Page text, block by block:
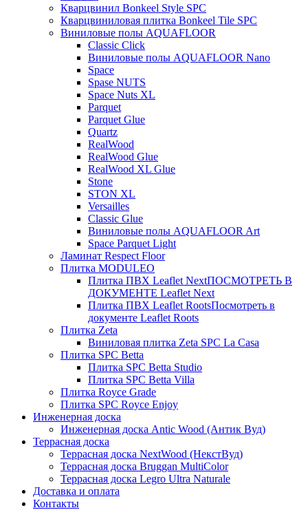
Кварцвинил Bonkeel Style SPC
Кварцвиниловая плитка Bonkeel Tile SPC
Виниловые полы AQUAFLOOR
Classic Click
Виниловые полы AQUAFLOOR Nano
Space
Spase NUTS
Space Nuts XL
Parquet
Parquet Glue
Quartz
RealWood
RealWood Glue
RealWood XL Glue
Stone
STON XL
Versailles
Classic Glue
Виниловые полы AQUAFLOOR Art
Space Parquet Light
Ламинат Respect Floor
Плитка MODULEO
Плитка ПВХ Leaflet NextПОСМОТРЕТЬ В
ДОКУМЕНТЕ Leaflet Next
Плитка ПВХ Leaflet RootsПосмотреть в
документе Leaflet Roots
Плитка Zeta
Виниловая плитка Zeta SPC La Casa
Плитка SPC Betta
Плитка SPC Betta Studio
Плитка SPC Betta Villa
Плитка Royce Grade
Плитка SPC Royce Enjoy
Инженерная доска
Инженерная доска Antic Wood (Антик Вуд)
Террасная доска
Террасная доска NextWood (НекстВуд)
Террасная доска Bruggan MultiColor
Террасная доска Legro Ultra Naturale
Доставка и оплата
Контакты